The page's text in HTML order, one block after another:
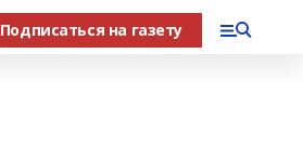
Подписаться на газету